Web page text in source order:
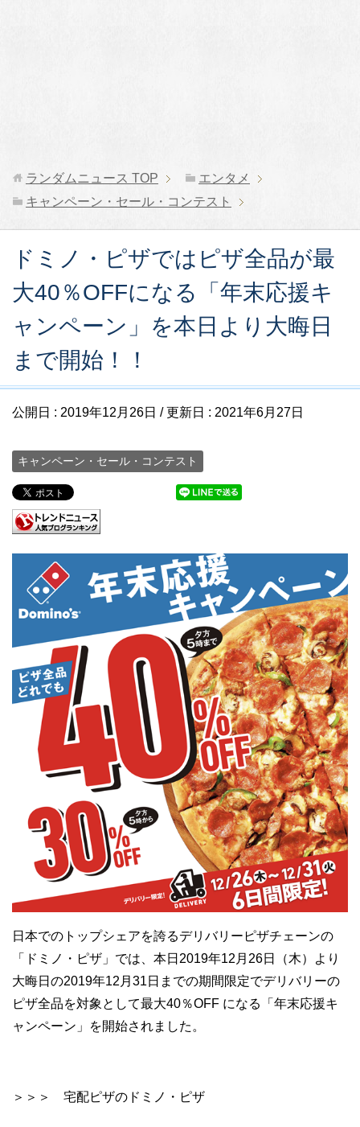
ランダムニュース TOP
エンタメ
キャンペーン・セール・コンテスト
ドミノ・ピザではピザ全品が最
大40％OFFになる「年末応援キ
ャンペーン」を本日より大晦日
まで開始！！
公開日 : 2019年12月26日 / 更新日 : 2021年6月27日
キャンペーン・セール・コンテスト
日本でのトップシェアを誇るデリバリーピザチェーンの
「ドミノ・ピザ」では、本日2019年12月26日（木）より
大晦日の2019年12月31日までの期間限定でデリバリーの
ピザ全品を対象として最大40％OFF になる「年末応援キ
ャンペーン」を開始されました。
＞＞＞ 宅配ピザのドミノ・ピザ